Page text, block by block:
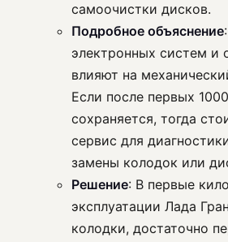
самоочистки дисков.
Подробное объяснение
электронных систем и
влияют на
Если после первых
сохраняется, тогда
сервис для
замены колодок или
Решение: В первые
эксплуатации Лада
колодки, достаточно